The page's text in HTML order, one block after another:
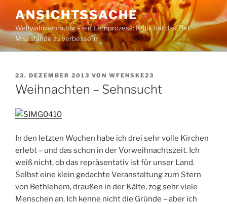
Inhalt
springen
ANSICHTSSACHE
Weltwahrnehmung – ein Lernprozess: Kritik hat das Ziel,
Missstände zu verbessern
VERÖFFENTLICHT
AM
23. DEZEMBER 2013 VON WFENSKE23
Weihnachten – Sehnsucht
In den letzten Wochen habe ich drei sehr volle Kirchen
erlebt – und das schon in der Vorweihnachtszeit. Ich
weiß nicht, ob das repräsentativ ist für unser Land.
Selbst eine klein gedachte Veranstaltung zum Stern
von Bethlehem, draußen in der Kälte, zog sehr viele
Menschen an. Ich kenne nicht die Gründe – aber ich